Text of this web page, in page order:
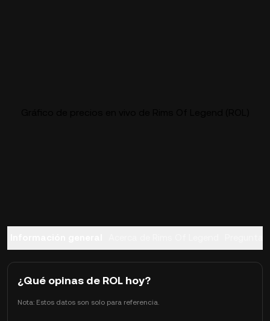
¿Qué opinas de ROL hoy?
Nota: Estos datos son solo para referencia.